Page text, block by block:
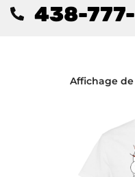
438-
Affichage de